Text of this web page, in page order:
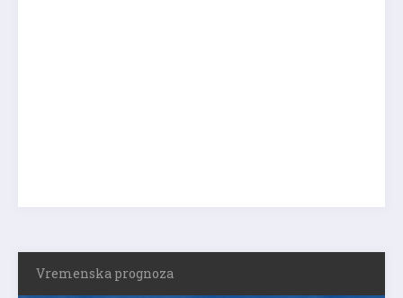
Vremenska prognoza